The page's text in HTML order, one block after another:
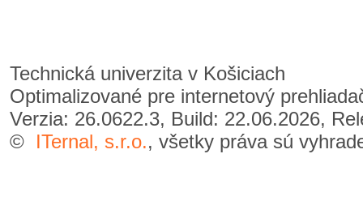
Technická univerzita v Košiciach
Optimalizované pre internetový
Verzia: 26.0622.3, Build: 22.06.2026,
© ITernal, s.r.o., všetky práva sú